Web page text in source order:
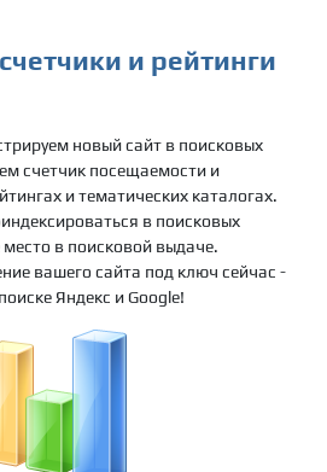
и рейтинги
новый сайт в поисковых
счетчик посещаемости и
и тематических каталогах.
в поисковых
в поисковой выдаче.
вашего сайта под ключ сейчас -
Яндекс и Google!